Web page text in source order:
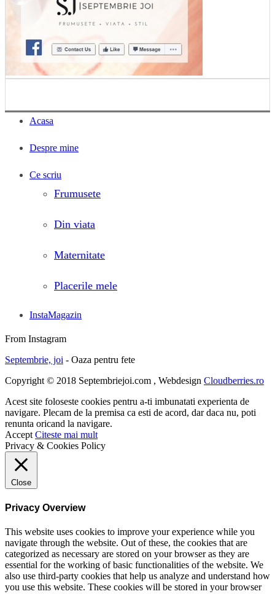
Acasa
Despre mine
Ce scriu
Frumusete
Din viata
Maternitate
Placerile mele
InstaMagazin
From Instagram
Septembrie, joi - Oaza pentru fete
Copyright © 2018 Septembriejoi.com , Webdesign Cloudberries.ro
Acest site foloseste cookies pentru a-ti imbunatati experienta de
navigare. Plecam de la premisa ca esti de acord, dar daca nu, poti
renunta oricand la navigare.
Accept Citeste mai mult
Privacy & Cookies Policy
Close
Privacy Overview
This website uses cookies to improve your experience while you
navigate through the website. Out of these, the cookies that are
categorized as necessary are stored on your browser as they are
essential for the working of basic functionalities of the website. We
also use third-party cookies that help us analyze and understand how
you use this website. These cookies will be stored in your browser